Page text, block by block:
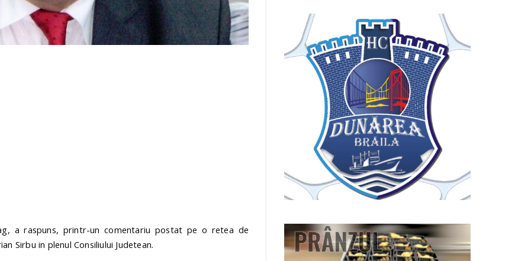
a raspuns, printr-un comentariu postat pe o retea de
Sirbu in plenul Consiliului Judetean.